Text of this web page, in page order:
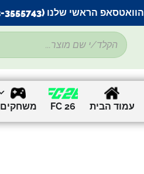
הוואטסאפ הראשי שלנו (053-3555743) בתקלה זמנית
עמוד הבית FC 26 משחקים